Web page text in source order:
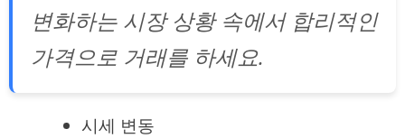
변화하는 시장 상황 속에서 합리적인
가격으로 거래를 하세요.
시세 변동